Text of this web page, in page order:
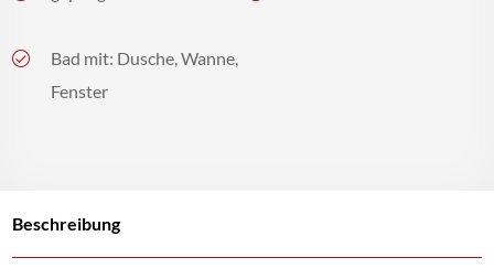
Bad mit: Dusche, Wanne,
Fenster
Beschreibung